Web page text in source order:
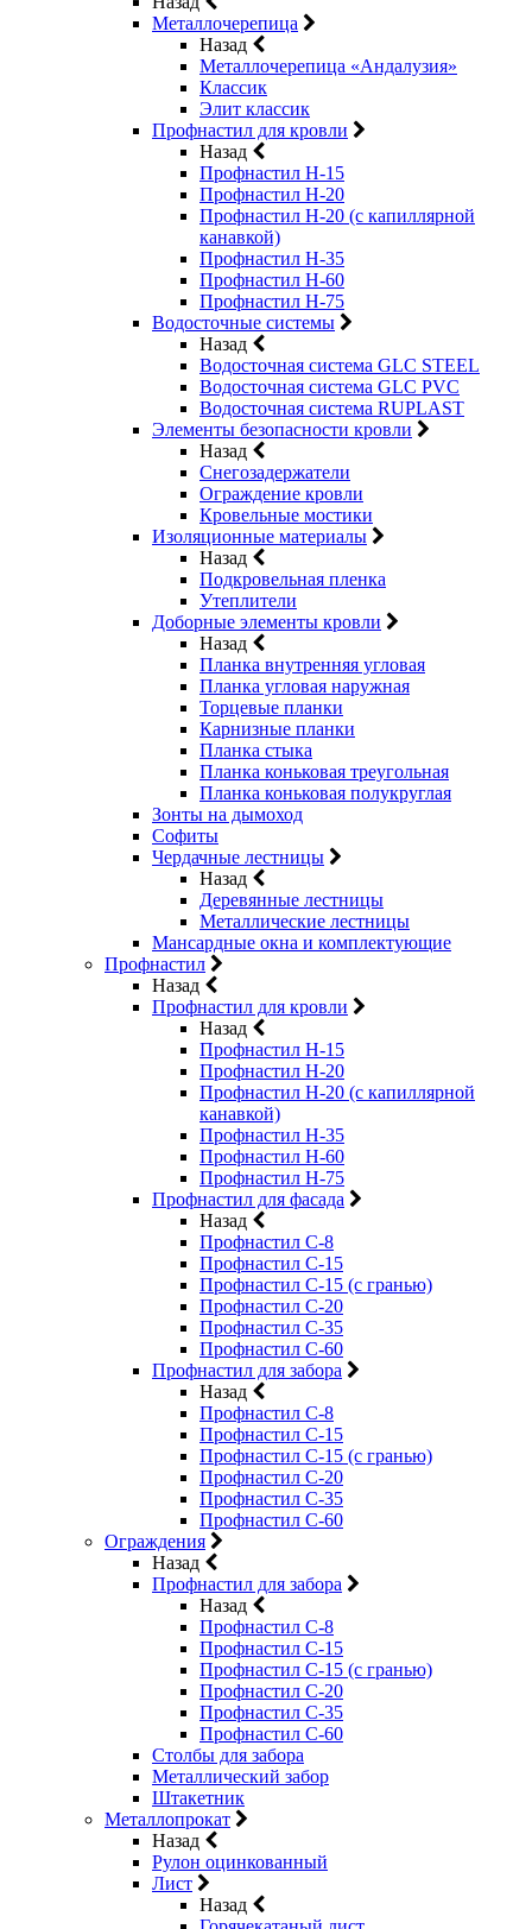
Металлочерепица
Назад
Металлочерепица «Андалузия»
Классик
Элит классик
Профнастил для кровли
Назад
Профнастил Н-15
Профнастил Н-20
Профнастил Н-20 (с капиллярной
канавкой)
Профнастил Н-35
Профнастил Н-60
Профнастил Н-75
Водосточные системы
Назад
Водосточная система GLC STEEL
Водосточная система GLC PVC
Водосточная система RUPLAST
Элементы безопасности кровли
Назад
Снегозадержатели
Ограждение кровли
Кровельные мостики
Изоляционные материалы
Назад
Подкровельная пленка
Утеплители
Доборные элементы кровли
Назад
Планка внутренняя угловая
Планка угловая наружная
Торцевые планки
Карнизные планки
Планка стыка
Планка коньковая треугольная
Планка коньковая полукруглая
Зонты на дымоход
Софиты
Чердачные лестницы
Назад
Деревянные лестницы
Металлические лестницы
Мансардные окна и комплектующие
Профнастил
Назад
Профнастил для кровли
Назад
Профнастил Н-15
Профнастил Н-20
Профнастил Н-20 (с капиллярной
канавкой)
Профнастил Н-35
Профнастил Н-60
Профнастил Н-75
Профнастил для фасада
Назад
Профнастил С-8
Профнастил С-15
Профнастил С-15 (с гранью)
Профнастил С-20
Профнастил С-35
Профнастил С-60
Профнастил для забора
Назад
Профнастил С-8
Профнастил С-15
Профнастил С-15 (с гранью)
Профнастил С-20
Профнастил С-35
Профнастил С-60
Ограждения
Назад
Профнастил для забора
Назад
Профнастил С-8
Профнастил С-15
Профнастил С-15 (с гранью)
Профнастил С-20
Профнастил С-35
Профнастил С-60
Столбы для забора
Металлический забор
Штакетник
Металлопрокат
Назад
Рулон оцинкованный
Лист
Назад